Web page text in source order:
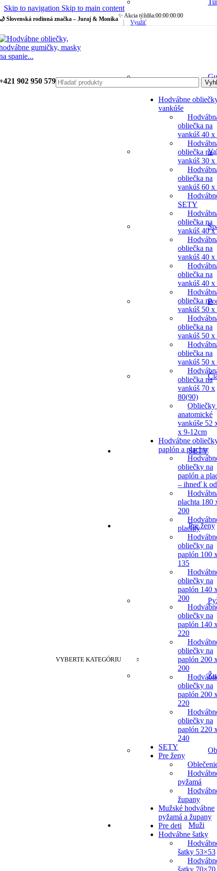
Skip to navigation Skip to main content
Slovenská rodinná značka – Juraj & Monika✨ Akcia týždňa:00:00:00:00
Využiť
SETY
Pre ženy
Muži
902 950 579
VYBERTE KATEGÓRIU
Hodvábne
vankúše
obliečka na
vankúš 40 x
obliečka na
vankúš 30 x
obliečka na
vankúš 60 x
SETY
obliečka na
vankúš 40 x
obliečka na
vankúš 40 x
obliečka na
vankúš 40 x
obliečka na
vankúš 50 x
obliečka na
vankúš 50 x
obliečka na
vankúš 50 x
obliečka na
vankúš 70 x
80(90)
Obliečky
anatomické
vankúše 52
x 9-12cm
Hodvábne
paplón a plachty
obliečky na
paplón a
– ihneď k
plachta 180
200
plachty
obliečky na
paplón 100
135
obliečky na
paplón 140
200
obliečky na
paplón 140
220
obliečky na
paplón 200
200
obliečky na
paplón 200
220
obliečky na
paplón 220
240
SETY
Pre ženy
pyžamá
župany
Mužské hodvábne
pyžamá a župany
Pre deti
Hodvábne šatky
šatky 53×53
šatky 70×70